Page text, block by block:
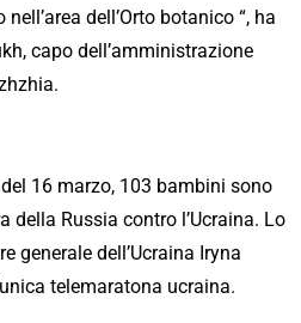
dell’Orto botanico “, ha
capo dell’amministrazione
16 marzo, 103 bambini sono
della Russia contro l’Ucraina. Lo
generale dell’Ucraina Iryna
telemaratona ucraina.